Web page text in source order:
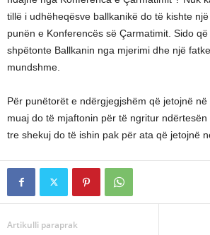
tillë i udhëheqësve ballkanikë do të kishte
punën e Konferencës së Çarmatimit. Sido
shpëtonte Ballkanin nga mjerimi dhe një
mundshme.
Për punëtorët e ndërgjegjshëm që jetojnë
muaj do të mjaftonin për të ngritur ndërtesën
tre shekuj do të ishin pak për ata që jetojnë
Artikulli paraprak